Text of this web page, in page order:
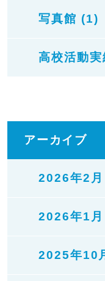
写真館 (1)
高校活動
アーカイブ
2026年2
2026年1
2025年10